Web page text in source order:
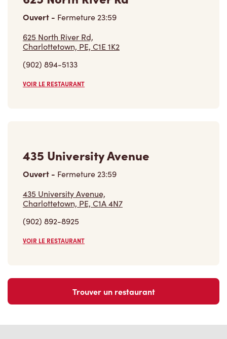
Ouvert-Fermeture23:59
625 North River Rd,
Charlottetown, PE, C1E 1K2
(902) 894-5133
VOIR LE RESTAURANT
Ouvert-Fermeture23:59
435 University Avenue,
Charlottetown, PE, C1A 4N7
(902) 892-8925
VOIR LE RESTAURANT
Trouver un restaurant